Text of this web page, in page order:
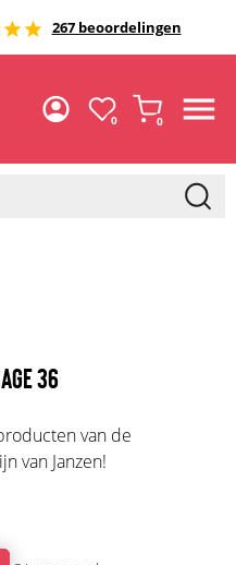
267 beoordelingen
0 0
36
van de
van Janzen!